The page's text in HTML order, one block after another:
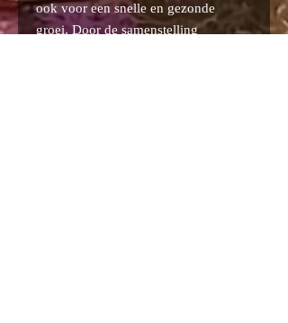
ook voor een snelle en gezonde
groei. Door de samenstelling